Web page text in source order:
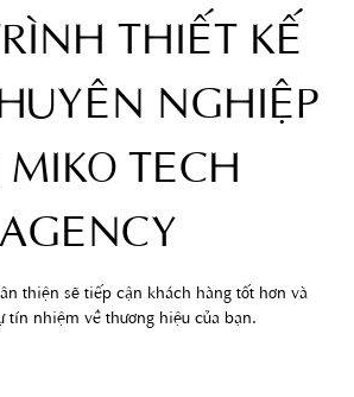
THIẾT KẾ
NGHIỆP
TECH
AGENCY
thiện sẽ tiếp cận khách hàng tốt hơn và
tín nhiệm về thương hiệu của bạn.